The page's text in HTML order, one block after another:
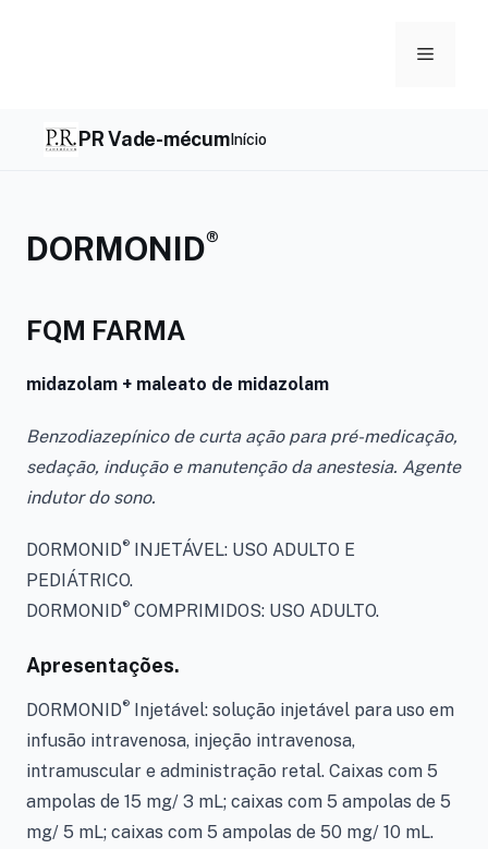
Menu
PR Vade-mécumInício
DORMONID®
FQM FARMA
midazolam + maleato de midazolam
Benzodiazepínico de curta ação para pré-medicação,
sedação, indução e manutenção da anestesia. Agente
indutor do sono.
DORMONID® INJETÁVEL: USO ADULTO E
PEDIÁTRICO.
DORMONID® COMPRIMIDOS: USO ADULTO.
Apresentações.
DORMONID® Injetável: solução injetável para uso em
infusão intravenosa, injeção intravenosa,
intramuscular e administração retal. Caixas com 5
ampolas de 15 mg/ 3 mL; caixas com 5 ampolas de 5
mg/ 5 mL; caixas com 5 ampolas de 50 mg/ 10 mL.